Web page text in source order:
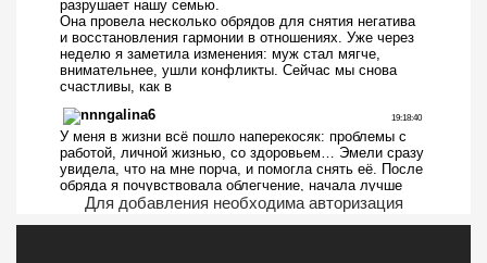
Для добавления необходима авторизация